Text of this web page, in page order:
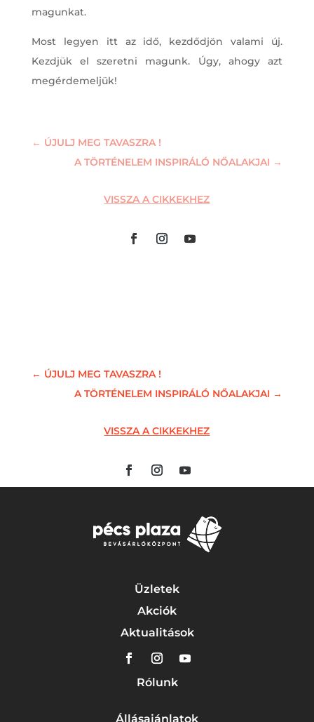
magunkat.
Most legyen itt az idő, kezdődjön valami új.
Kezdjük el szeretni magunk. Úgy, ahogy azt
megérdemeljük!
← ÚJULJ MEG TAVASZRA !
A TÖRTÉNELEM INSPIRÁLÓ NŐALAKJAI →
VISSZA A CIKKEKHEZ
← ÚJULJ MEG TAVASZRA !
A TÖRTÉNELEM INSPIRÁLÓ NŐALAKJAI →
VISSZA A CIKKEKHEZ
Üzletek
Akciók
Aktualitások
Rólunk
Állásajánlatok